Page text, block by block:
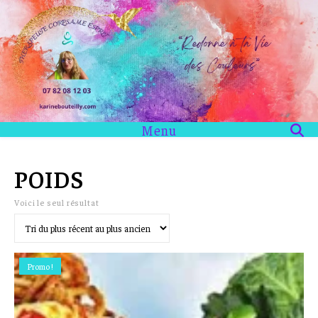
Menu
POIDS
Voici le seul résultat
Promo !